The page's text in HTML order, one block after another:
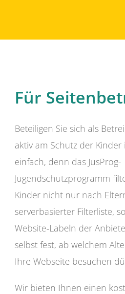
Für
Beteiligen Sie sich als
aktiv am Schutz der
einfach, denn das JusProg-
Jugendschutzprogramm
Kinder nicht nur nach
serverbasierter Filterliste,
Website-Labeln der
selbst fest, ab welchem
Ihre Webseite besuchen
Wir bieten Ihnen einen